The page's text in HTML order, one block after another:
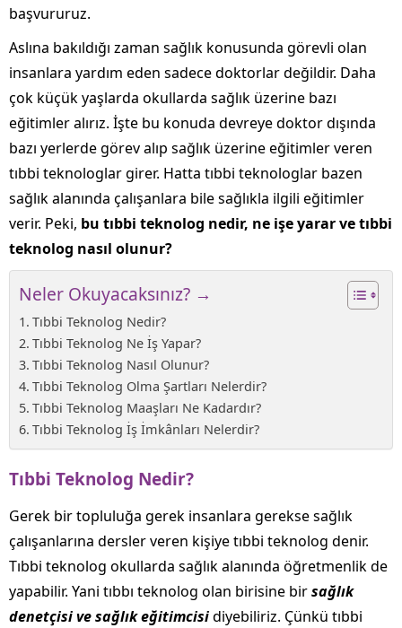
başvururuz.
Aslına bakıldığı zaman sağlık konusunda görevli olan
insanlara yardım eden sadece doktorlar değildir. Daha
çok küçük yaşlarda okullarda sağlık üzerine bazı
eğitimler alırız. İşte bu konuda devreye doktor dışında
bazı yerlerde görev alıp sağlık üzerine eğitimler veren
tıbbi teknologlar girer. Hatta tıbbi teknologlar bazen
sağlık alanında çalışanlara bile sağlıkla ilgili eğitimler
verir. Peki, bu tıbbi teknolog nedir, ne işe yarar ve tıbbi
teknolog nasıl olunur?
Neler Okuyacaksınız? →
Tıbbi Teknolog Nedir?
Tıbbi Teknolog Ne İş Yapar?
Tıbbi Teknolog Nasıl Olunur?
Tıbbi Teknolog Olma Şartları Nelerdir?
Tıbbi Teknolog Maaşları Ne Kadardır?
Tıbbi Teknolog İş İmkânları Nelerdir?
Tıbbi Teknolog Nedir?
Gerek bir topluluğa gerek insanlara gerekse sağlık
çalışanlarına dersler veren kişiye tıbbi teknolog denir.
Tıbbi teknolog okullarda sağlık alanında öğretmenlik de
yapabilir. Yani tıbbı teknolog olan birisine birsağlık
denetçisi ve sağlık eğitimcisidiyebiliriz. Çünkü tıbbi